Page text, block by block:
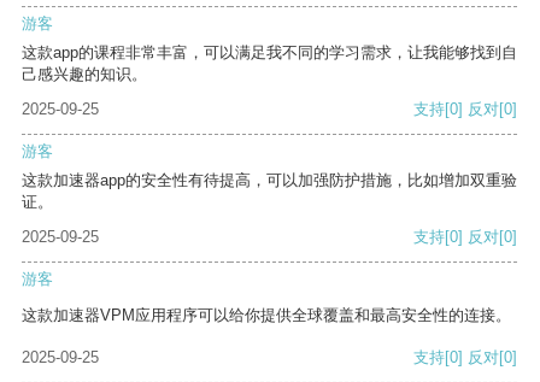
游客
这款app的课程非常丰富，可以满足我不同的学习需求，让我能够找到自
己感兴趣的知识。
2025-09-25
支持[0] 反对[0]
游客
这款加速器app的安全性有待提高，可以加强防护措施，比如增加双重验
证。
2025-09-25
支持[0] 反对[0]
游客
这款加速器VPM应用程序可以给你提供全球覆盖和最高安全性的连接。
2025-09-25 支持[0] 反对[0]